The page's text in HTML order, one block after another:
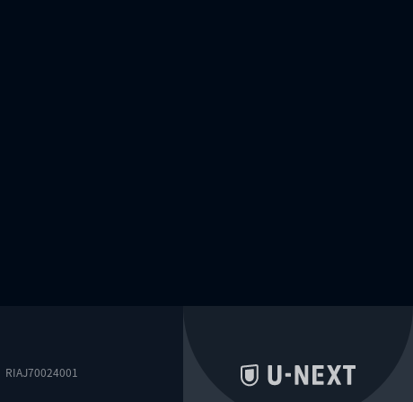
RIAJ70024001